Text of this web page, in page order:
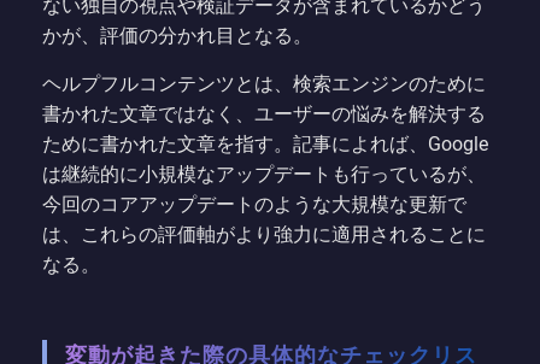
ない独自の視点や検証データが含まれているかどう
かが、評価の分かれ目となる。
ヘルプフルコンテンツとは、検索エンジンのために
書かれた文章ではなく、ユーザーの悩みを解決する
ために書かれた文章を指す。記事によれば、Google
は継続的に小規模なアップデートも行っているが、
今回のコアアップデートのような大規模な更新で
は、これらの評価軸がより強力に適用されることに
なる。
変動が起きた際の具体的なチェックリス